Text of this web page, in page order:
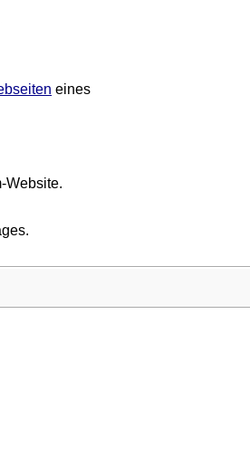
eines
Website.